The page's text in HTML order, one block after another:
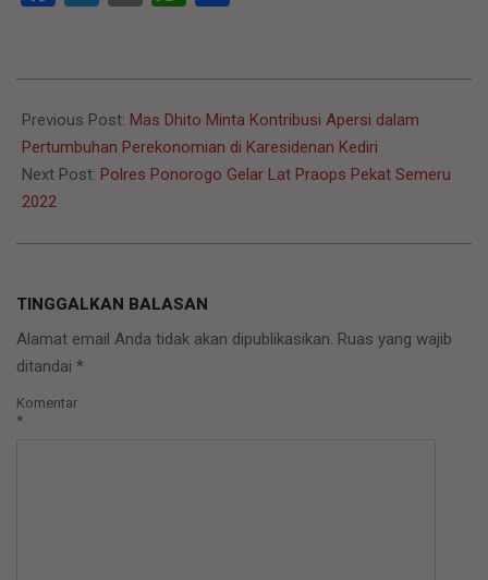
05-
20
Previous Post: Mas Dhito Minta Kontribusi Apersi dalam
Pertumbuhan Perekonomian di Karesidenan Kediri
Next Post: Polres Ponorogo Gelar Lat Praops Pekat Semeru
2022
TINGGALKAN BALASAN
Alamat email Anda tidak akan dipublikasikan. Ruas yang wajib
ditandai *
Komentar
*